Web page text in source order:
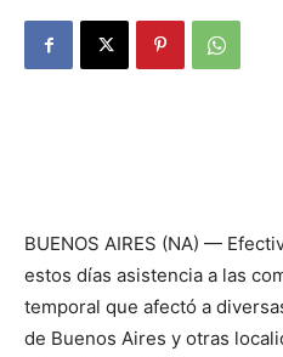
BUENOS AIRES (NA) —
estos días asistencia a las
temporal que afectó a
de Buenos Aires y otras